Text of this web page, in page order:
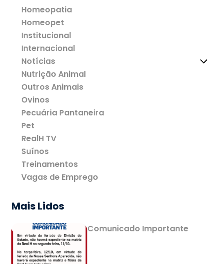
Homeopatia
Homeopet
Institucional
Internacional
Notícias
Nutrição Animal
Outros Animais
Ovinos
Pecuária Pantaneira
Pet
RealH TV
Suínos
Treinamentos
Vagas de Emprego
Mais Lidos
Comunicado Importante